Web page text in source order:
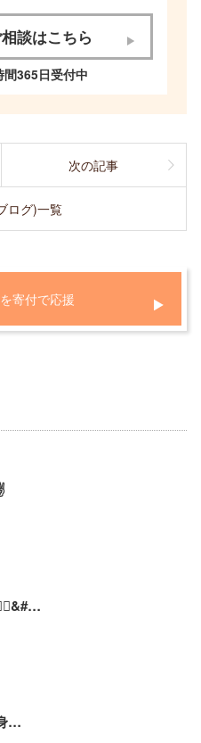
談はこちら
365日受付中
ログ)一覧
次の記事
寄付で応援
…